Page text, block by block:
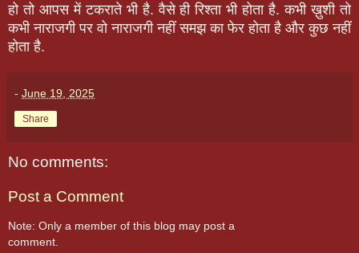
हो तो आपस में टकराते भी है. वैसे ही रिश्ता भी होता है. कभी ख़ुशी तो
कभी नाराजगी पर वो नाराजगी नहीं समझ का फेर होता है और कुछ नहीं
होता है.
- June 19, 2025
Share
No comments:
Post a Comment
Note: Only a member of this blog may post a
comment.